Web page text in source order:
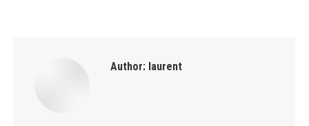
Author: laurent